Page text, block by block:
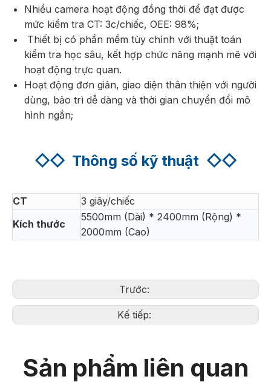
Nhiều camera hoạt động đồng thời để đạt được
mức kiểm tra CT: 3c/chiếc, OEE: 98%;
Thiết bị có phần mềm tùy chỉnh với thuật toán
kiểm tra học sâu, kết hợp chức năng mạnh mẽ với
hoạt động trực quan.
Hoạt động đơn giản, giao diện thân thiện với người
dùng, bảo trì dễ dàng và thời gian chuyển đổi mô
hình ngắn;
◇◇ Thông số kỹ thuật ◇◇
CT
3 giây/chiếc
Kích thước
5500mm (Dài) * 2400mm (Rộng) *
2000mm (Cao)
Trước:
Kế tiếp:
Sản phẩm liên quan